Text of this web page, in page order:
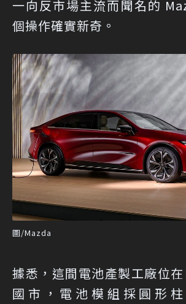
一向反市場主流而聞名的
個操作確實新奇。
圖/Mazda
據悉，這間電池產製工廠位
國市，電池模組採圓形